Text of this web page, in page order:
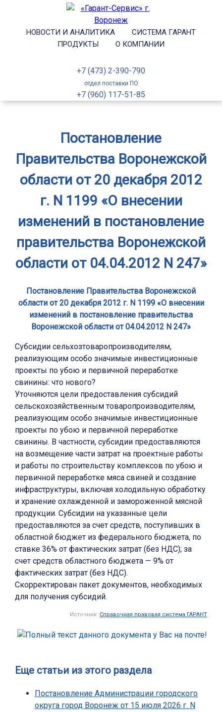
НОВОСТИ И АНАЛИТИКА
СИСТЕМА ГАРАНТ
ПРОДУКТЫ
О КОМПАНИИ
+7 (473) 2-390-790
отдел поставки ПО
+7 (960) 117-51-85
Постановление
Правительства Воронежской
области от 20 декабря 2012
г. N 1199 «О внесении
изменений в постановление
правительства Воронежской
области от 04.04.2012 N 247»
Постановление Правительства Воронежской
области от 20 декабря 2012 г. N 1199 «О внесении
изменений в постановление правительства
Воронежской области от 04.04.2012 N 247»
Субсидии сельхозтоваропроизводителям,
реализующим особо значимые инвестиционные
проекты по убою и первичной переработке
свинины: что нового?
Уточняются цели предоставления субсидий
сельскохозяйственным товаропроизводителям,
реализующим особо значимые инвестиционные
проекты по убою и первичной переработке
свинины. В частности, субсидии предоставляются
на возмещение части затрат на проектные работы
и работы по строительству комплексов по убою и
первичной переработке мяса свиней и создание
инфраструктуры, включая холодильную обработку
и хранение охлажденной и замороженной мясной
продукции. Субсидии на указанные цели
предоставляются за счет средств, поступивших в
областной бюджет из федерального бюджета, по
ставке 36% от фактических затрат (без НДС); за
счет средств областного бюджета — 9% от
фактических затрат (без НДС).
Скорректирован пакет документов, необходимых
для получения субсидий.
Источник: Справочная правовая система ГАРАНТ
Еще статьи из этого раздела
Постановление Администрации городского
округа город Воронеж от 15 июля 2026 г. N